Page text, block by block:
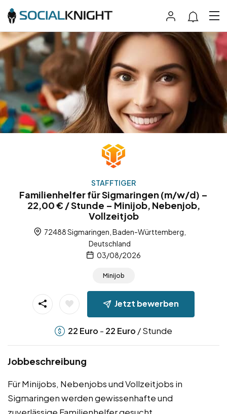
STAFFTIGER
Familienhelfer für Sigmaringen (m/w/d) –
22,00 € / Stunde – Minijob, Nebenjob,
Vollzeitjob
72488 Sigmaringen, Baden-Württemberg,
Deutschland
03/08/2026
Minijob
Jetzt bewerben
22 Euro - 22 Euro / Stunde
Jobbeschreibung
Für Minijobs, Nebenjobs und Vollzeitjobs in
Sigmaringen werden gewissenhafte und